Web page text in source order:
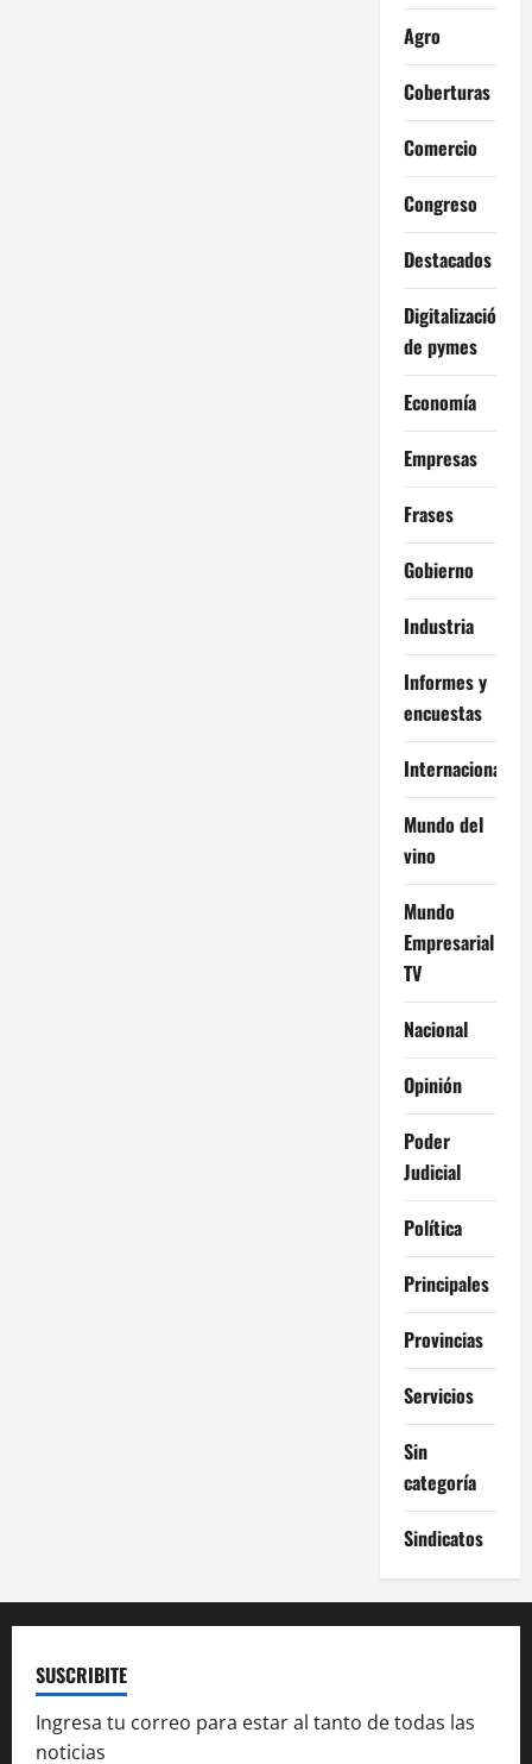
Agro
Coberturas
Comercio
Congreso
Destacados
Digitalización
de pymes
Economía
Empresas
Frases
Gobierno
Industria
Informes y
encuestas
Internacional
Mundo del
vino
Mundo
Empresarial
TV
Nacional
Opinión
Poder
Judicial
Política
Principales
Provincias
Servicios
Sin
categoría
Sindicatos
SUSCRIBITE
Ingresa tu correo para estar al tanto de todas las
noticias